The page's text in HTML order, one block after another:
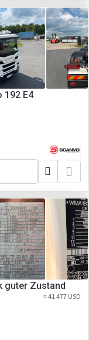
192 E4
guter Zustand
≈ 41 477 USD